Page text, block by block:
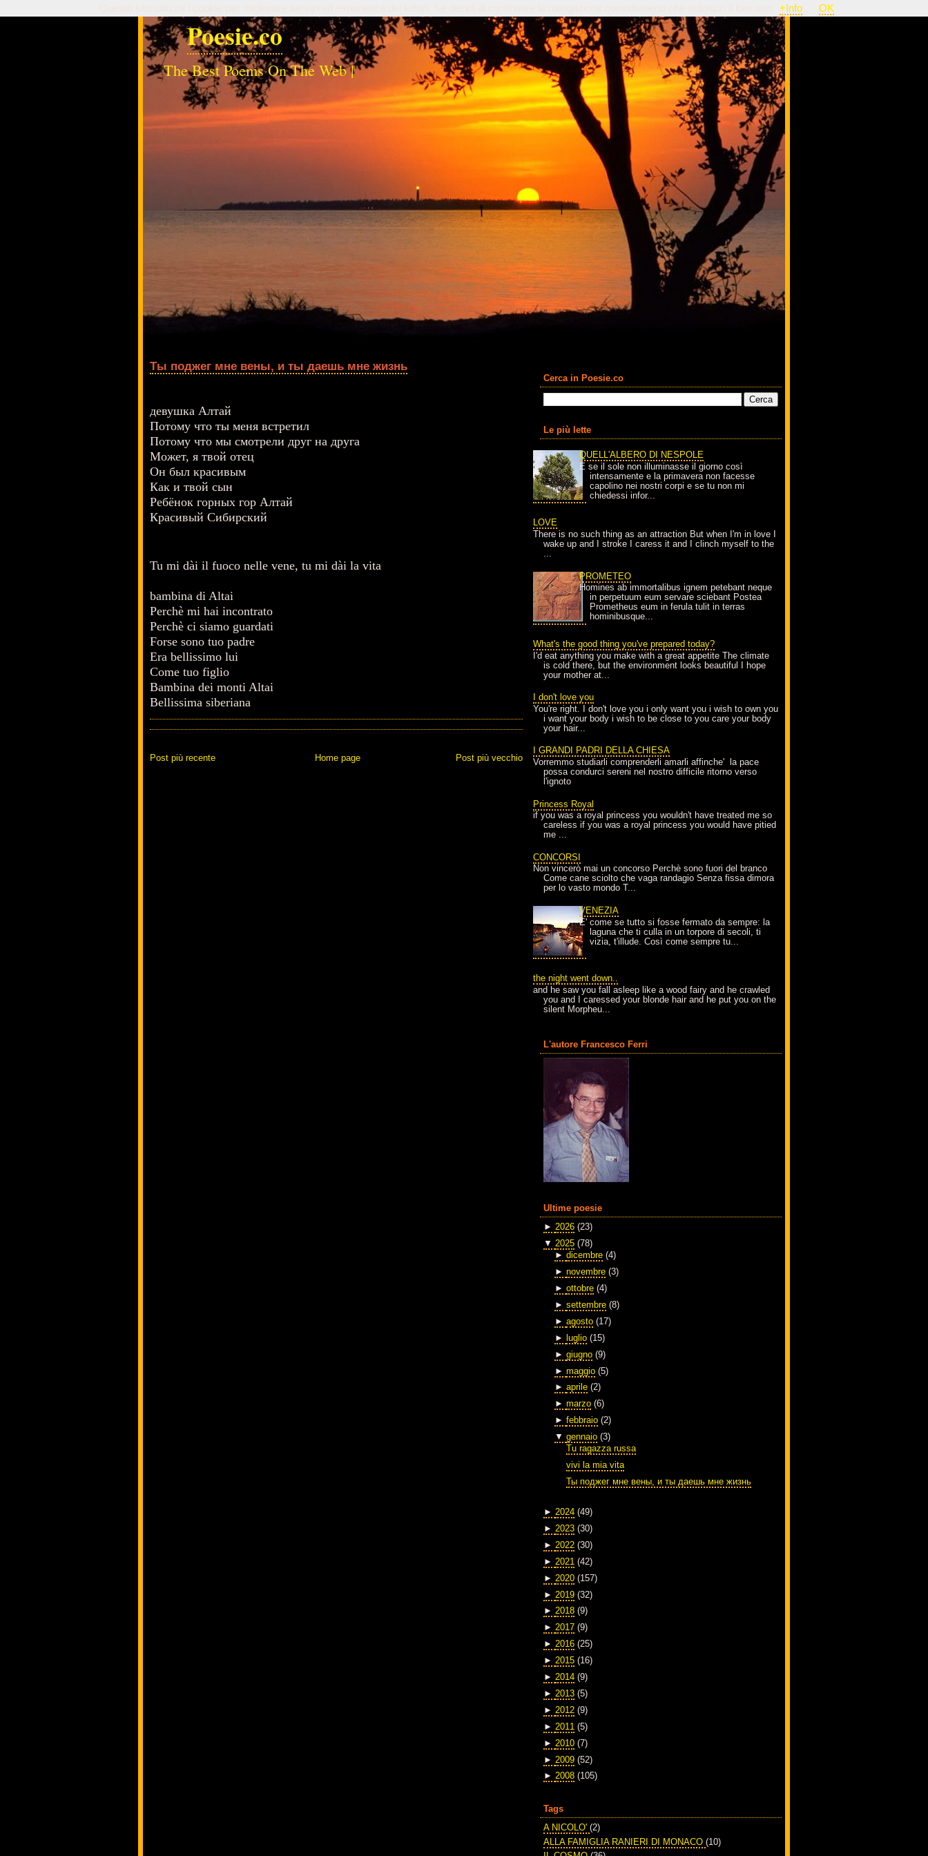
Poesie.co
The Best Poems On The Web |
Ты поджег мне вены, и ты даешь мне жизнь
девушка Алтай
Потому что ты меня встретил
Потому что мы смотрели друг на друга
Может, я твой отец
Он был красивым
Как и твой сын
Ребёнок горных гор Алтай
Красивый Сибирский
Tu mi dài il fuoco nelle vene, tu mi dài la vita
bambina di Altai
Perchè mi hai incontrato
Perchè ci siamo guardati
Forse sono tuo padre
Era bellissimo lui
Come tuo figlio
Bambina dei monti Altai
Bellissima siberiana
Post più recente Post più vecchio
Home page
Cerca in Poesie.co
Le più lette
QUELL'ALBERO DI NESPOLE
E se il sole non illuminasse il giorno così
intensamente e la primavera non facesse
capolino nei nostri corpi e se tu non mi
chiedessi infor...
LOVE
There is no such thing as an attraction But when I'm in love I
wake up and I stroke I caress it and I clinch myself to the
...
PROMETEO
Homines ab immortalibus ignem petebant neque
in perpetuum eum servare sciebant Postea
Prometheus eum in ferula tulit in terras
hominibusque...
What's the good thing you've prepared today?
I'd eat anything you make with a great appetite The climate
is cold there, but the environment looks beautiful I hope
your mother at...
I don't love you
You're right. I don't love you i only want you i wish to own you
i want your body i wish to be close to you care your body
your hair...
I GRANDI PADRI DELLA CHIESA
Vorremmo studiarli comprenderli amarli affinche' la pace
possa condurci sereni nel nostro difficile ritorno verso
l'ignoto
Princess Royal
if you was a royal princess you wouldn't have treated me so
careless if you was a royal princess you would have pitied
me ...
CONCORSI
Non vincerò mai un concorso Perchè sono fuori del branco
Come cane sciolto che vaga randagio Senza fissa dimora
per lo vasto mondo T...
VENEZIA
E' come se tutto si fosse fermato da sempre: la
laguna che ti culla in un torpore di secoli, ti
vizia, t'illude. Così come sempre tu...
the night went down..
and he saw you fall asleep like a wood fairy and he crawled
you and I caressed your blonde hair and he put you on the
silent Morpheu...
L'autore Francesco Ferri
Ultime poesie
► 2026 (23)
▼ 2025 (78)
► dicembre (4)
► novembre (3)
► ottobre (4)
► settembre (8)
► agosto (17)
► luglio (15)
► giugno (9)
► maggio (5)
► aprile (2)
► marzo (6)
► febbraio (2)
▼ gennaio (3)
Tu ragazza russa
vivi la mia vita
Ты поджег мне вены, и ты даешь мне жизнь
► 2024 (49)
► 2023 (30)
► 2022 (30)
► 2021 (42)
► 2020 (157)
► 2019 (32)
► 2018 (9)
► 2017 (9)
► 2016 (25)
► 2015 (16)
► 2014 (9)
► 2013 (5)
► 2012 (9)
► 2011 (5)
► 2010 (7)
► 2009 (52)
► 2008 (105)
Tags
A NICOLO' (2)
ALLA FAMIGLIA RANIERI DI MONACO (10)
+Info OK